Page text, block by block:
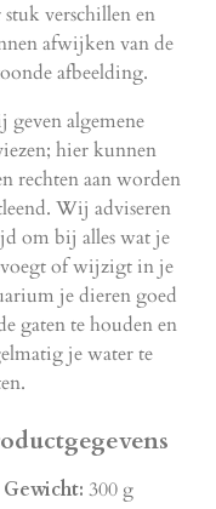
stuk verschillen en
afwijken van de
afbeelding.
geven algemene
hier kunnen
rechten aan worden
Wij adviseren
om bij alles wat je
of wijzigt in je
je dieren goed
gaten te houden en
je water te
Gewicht: 300 g